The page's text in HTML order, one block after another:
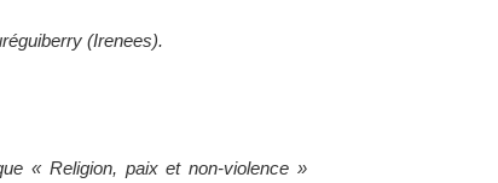
(Irenees).
« Religion, paix et non-violence »